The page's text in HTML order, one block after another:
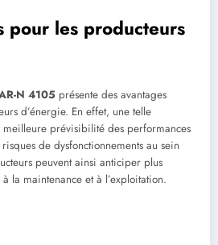
pour les producteurs
N 4105 présente des avantages
d’énergie. En effet, une telle
prévisibilité des performances
de dysfonctionnements au sein
peuvent ainsi anticiper plus
la maintenance et à l’exploitation.